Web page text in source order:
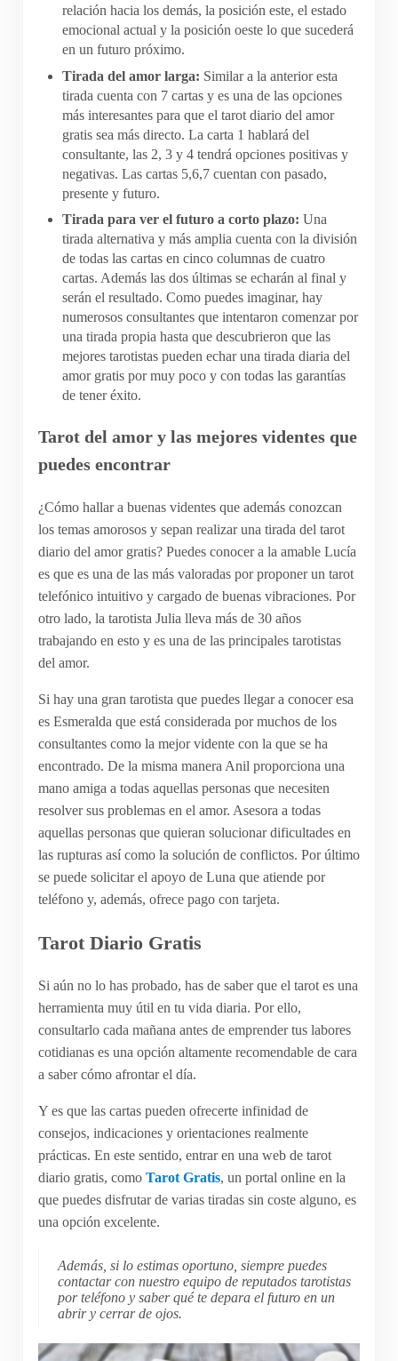
relación hacia los demás, la posición este, el estado
emocional actual y la posición oeste lo que sucederá
en un futuro próximo.
Tirada del amor larga: Similar a la anterior esta
tirada cuenta con 7 cartas y es una de las opciones
más interesantes para que el tarot diario del amor
gratis sea más directo. La carta 1 hablará del
consultante, las 2, 3 y 4 tendrá opciones positivas y
negativas. Las cartas 5,6,7 cuentan con pasado,
presente y futuro.
Tirada para ver el futuro a corto plazo: Una
tirada alternativa y más amplia cuenta con la división
de todas las cartas en cinco columnas de cuatro
cartas. Además las dos últimas se echarán al final y
serán el resultado. Como puedes imaginar, hay
numerosos consultantes que intentaron comenzar por
una tirada propia hasta que descubrieron que las
mejores tarotistas pueden echar una tirada diaria del
amor gratis por muy poco y con todas las garantías
de tener éxito.
Tarot del amor y las mejores videntes que
puedes encontrar
¿Cómo hallar a buenas videntes que además conozcan
los temas amorosos y sepan realizar una tirada del tarot
diario del amor gratis? Puedes conocer a la amable Lucía
es que es una de las más valoradas por proponer un tarot
telefónico intuitivo y cargado de buenas vibraciones. Por
otro lado, la tarotista Julia lleva más de 30 años
trabajando en esto y es una de las principales tarotistas
del amor.
Si hay una gran tarotista que puedes llegar a conocer esa
es Esmeralda que está considerada por muchos de los
consultantes como la mejor vidente con la que se ha
encontrado. De la misma manera Anil proporciona una
mano amiga a todas aquellas personas que necesiten
resolver sus problemas en el amor. Asesora a todas
aquellas personas que quieran solucionar dificultades en
las rupturas así como la solución de conflictos. Por último
se puede solicitar el apoyo de Luna que atiende por
teléfono y, además, ofrece pago con tarjeta.
Tarot Diario Gratis
Si aún no lo has probado, has de saber que el tarot es una
herramienta muy útil en tu vida diaria. Por ello,
consultarlo cada mañana antes de emprender tus labores
cotidianas es una opción altamente recomendable de cara
a saber cómo afrontar el día.
Y es que las cartas pueden ofrecerte infinidad de
consejos, indicaciones y orientaciones realmente
prácticas. En este sentido, entrar en una web de tarot
diario gratis, como Tarot Gratis, un portal online en la
que puedes disfrutar de varias tiradas sin coste alguno, es
una opción excelente.
Además, si lo estimas oportuno, siempre puedes
contactar con nuestro equipo de reputados tarotistas
por teléfono y saber qué te depara el futuro en un
abrir y cerrar de ojos.